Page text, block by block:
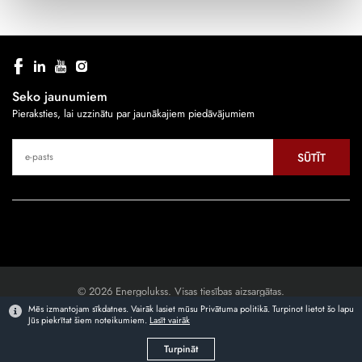
Mēs izmantojam sīkdatnes. Vairāk lasiet mūsu Privātuma politikā. Turpinot lietot šo lapu
Jūs piekrītat šiem noteikumiem.Lasīt vairāk
Turpināt
Seko jaunumiem
Pieraksties, lai uzzinātu par jaunākajiem piedāvājumiem
SŪTĪT
© 2026 Energolukss. Visas tiesības aizsargātas.
Mājaslapas izstrāde